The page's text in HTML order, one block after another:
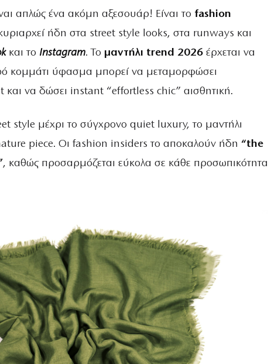
απλώς ένα ακόμη αξεσουάρ! Είναι το fashion
ήδη στα street style looks, στα runways και
και το Instagram. Το μαντήλι trend 2026έρχεται να
κομμάτι ύφασμα μπορεί να μεταμορφώσει
και να δώσει instant “effortless chic” αισθητική.
style μέχρι το σύγχρονο quiet luxury, το μαντήλι
piece. Οι fashion insiders το αποκαλούν ήδη “the
, καθώς προσαρμόζεται εύκολα σε κάθε προσωπικότητα